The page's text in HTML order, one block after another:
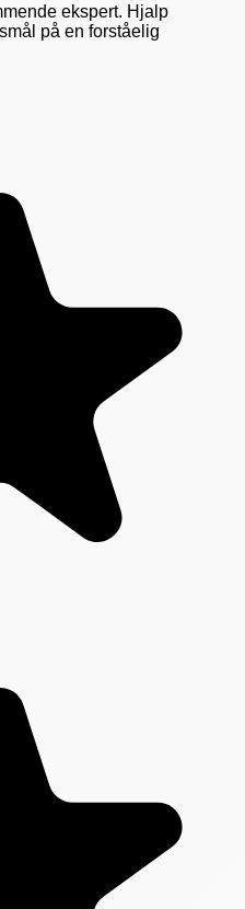
ekspert. Hjalp
på en forståelig